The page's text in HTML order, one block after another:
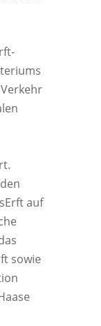
auf
sowie